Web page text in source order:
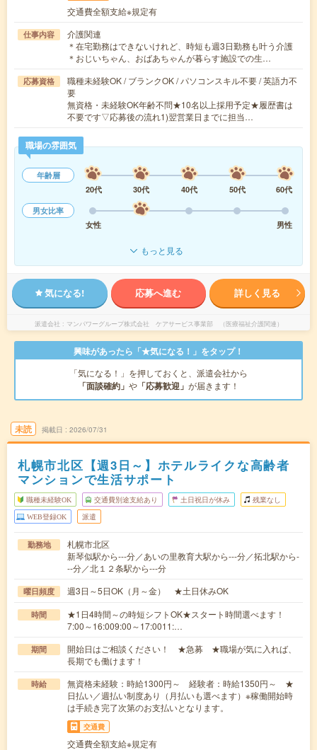
交通費全額支給※規定有
仕事内容
介護関連
＊在宅勤務はできないけれど、時短も週3日勤務も叶う介護
＊おじいちゃん、おばあちゃんが暮らす施設での生…
応募資格
職種未経験OK / ブランクOK / パソコンスキル不要 / 英語力不
要
無資格・未経験OK年齢不問★10名以上採用予定★履歴書は
不要です▽応募後の流れ1)翌営業日までに担当…
職場の雰囲気
年齢層
20代
30代 40代 50代
60代
男女比率
女性
男性
もっと見る
気になる! 応募へ進む 詳しく見る
派遣会社 マンパワーグループ株式会社 ケアサービス事業部 （医療福祉介護関連）
興味があったら「★気になる！」をタップ！
「気になる！」を押しておくと、派遣会社から
「面談確約」 や 「応募歓迎」 が届きます！
未読 掲載日 2026/07/31
札幌市北区【週3日～】ホテルライクな高齢者
マンションで生活サポート
職種未経験OK 交通費別途支給あり 土日祝日が休み 残業なし
WEB登録OK 派遣
勤務地
札幌市北区
新琴似駅から---分／あいの里教育大駅から---分／拓北駅から-
--分／北１２条駅から---分
曜日頻度 週3日～5日OK（月～金） ★土日休みOK
時間
★1日4時間～の時短シフトOK★スタート時間選べます！
7:00～16:009:00～17:0011:…
期間
開始日はご相談ください！ ★急募 ★職場が気に入れば、
長期でも働けます！
時給
無資格未経験：時給1300円～ 経験者：時給1350円～ ★
日払い／週払い制度あり（月払いも選べます）※稼働開始時
は手続き完了次第のお支払いとなります。
交通費
交通費全額支給※規定有